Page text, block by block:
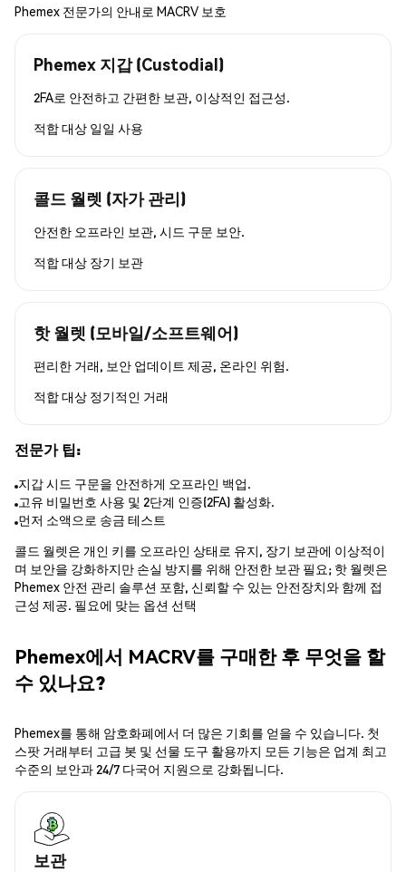
Phemex 전문가의 안내로 MACRV 보호
Phemex 지갑 (Custodial)
2FA로 안전하고 간편한 보관, 이상적인 접근성.
적합 대상 일일 사용
콜드 월렛 (자가 관리)
안전한 오프라인 보관, 시드 구문 보안.
적합 대상 장기 보관
핫 월렛 (모바일/소프트웨어)
편리한 거래, 보안 업데이트 제공, 온라인 위험.
적합 대상 정기적인 거래
전문가 팁:
지갑 시드 구문을 안전하게 오프라인 백업.
고유 비밀번호 사용 및 2단계 인증(2FA) 활성화.
먼저 소액으로 송금 테스트
콜드 월렛은 개인 키를 오프라인 상태로 유지, 장기 보관에 이상적이
며 보안을 강화하지만 손실 방지를 위해 안전한 보관 필요; 핫 월렛은
Phemex 안전 관리 솔루션 포함, 신뢰할 수 있는 안전장치와 함께 접
근성 제공. 필요에 맞는 옵션 선택
Phemex에서 MACRV를 구매한 후 무엇을 할
수 있나요?
Phemex를 통해 암호화폐에서 더 많은 기회를 얻을 수 있습니다. 첫
스팟 거래부터 고급 봇 및 선물 도구 활용까지 모든 기능은 업계 최고
수준의 보안과 24/7 다국어 지원으로 강화됩니다.
보관